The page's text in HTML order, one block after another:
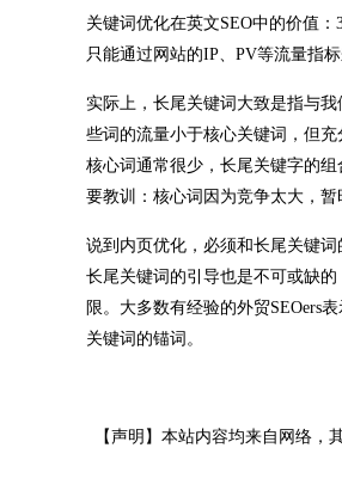
关键词优化在英文SEO中的价值
只能通过网站的IP、PV等流量指
实际上，长尾关键词大致是指与
些词的流量小于核心关键词，但
核心词通常很少，长尾关键字的
要教训：核心词因为竞争太大，
说到内页优化，必须和长尾关键
长尾关键词的引导也是不可或缺
限。大多数有经验的外贸SEOers
关键词的锚词。
【声明】本站内容均来自网络